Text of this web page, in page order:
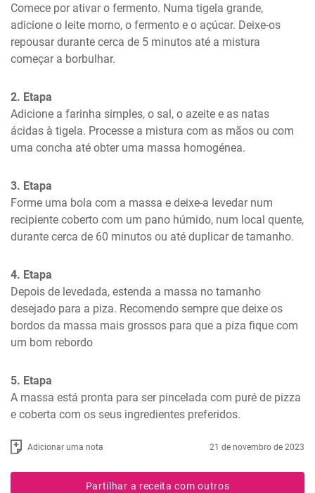
Comece por ativar o fermento. Numa tigela grande,
adicione o leite morno, o fermento e o açúcar. Deixe-os
repousar durante cerca de 5 minutos até a mistura
começar a borbulhar.
2. Etapa
Adicione a farinha simples, o sal, o azeite e as natas
ácidas à tigela. Processe a mistura com as mãos ou com
uma concha até obter uma massa homogénea.
3. Etapa
Forme uma bola com a massa e deixe-a levedar num
recipiente coberto com um pano húmido, num local quente,
durante cerca de 60 minutos ou até duplicar de tamanho.
4. Etapa
Depois de levedada, estenda a massa no tamanho
desejado para a piza. Recomendo sempre que deixe os
bordos da massa mais grossos para que a piza fique com
um bom rebordo
5. Etapa
A massa está pronta para ser pincelada com puré de pizza
e coberta com os seus ingredientes preferidos.
Adicionar uma nota 21 de novembro de 2023
Partilhar a receita com outros